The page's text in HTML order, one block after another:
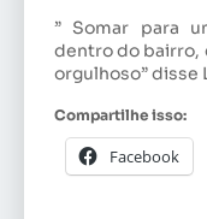
” Somar para
dentro do bairro,
orgulhoso” disse
Compartilhe isso:
Facebook